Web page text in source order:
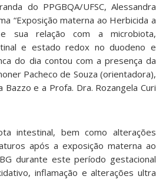
do PPGBQA/UFSC, Alessandra
“Exposição materna ao Herbicida a
sua relação com a microbiota,
e estado redox no duodeno e
do dia contou com a presença da
Pacheco de Souza (orientadora),
Bazzo e a Profa. Dra. Rozangela Curi
intestinal, bem como alterações
após a exposição materna ao
durante este período gestacional
inflamação e alterações ultra